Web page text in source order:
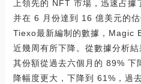
上領先的 NFT 市場，迅速占據
并在 6 月份達到 16 億美元的
Tiexo最新編制的數據，Magic
近幾周有所下降。從數據分析結
其份額從過去六個月的 89% 下
降幅度更大，下降到 61%，過